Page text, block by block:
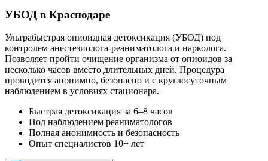
УБОД в Краснодаре
Ультрабыстрая опиоидная детоксикация (УБОД) под
контролем анестезиолога-реаниматолога и нарколога.
Позволяет пройти очищение организма от опиоидов за
несколько часов вместо длительных дней. Процедура
проводится анонимно, безопасно и с круглосуточным
наблюдением в условиях стационара.
Быстрая детоксикация за 6–8 часов
Под наблюдением реаниматологов
Полная анонимность и безопасность
Опыт специалистов 10+ лет